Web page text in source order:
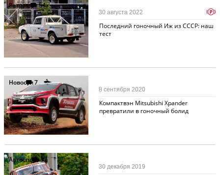
Ретротест54
Последний гоночный Иж из СССР: наш
тест
30 августа 2022 p
Новости7
Компактвэн Mitsubishi Xpander
превратили в гоночный болид
8 сентября 2020
Автоспорт32
30 декабря 2019